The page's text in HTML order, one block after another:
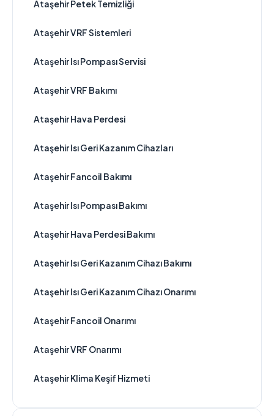
Ataşehir Petek Temizliği
Ataşehir VRF Sistemleri
Ataşehir Isı Pompası Servisi
Ataşehir VRF Bakımı
Ataşehir Hava Perdesi
Ataşehir Isı Geri Kazanım Cihazları
Ataşehir Fancoil Bakımı
Ataşehir Isı Pompası Bakımı
Ataşehir Hava Perdesi Bakımı
Ataşehir Isı Geri Kazanım Cihazı Bakımı
Ataşehir Isı Geri Kazanım Cihazı Onarımı
Ataşehir Fancoil Onarımı
Ataşehir VRF Onarımı
Ataşehir Klima Keşif Hizmeti